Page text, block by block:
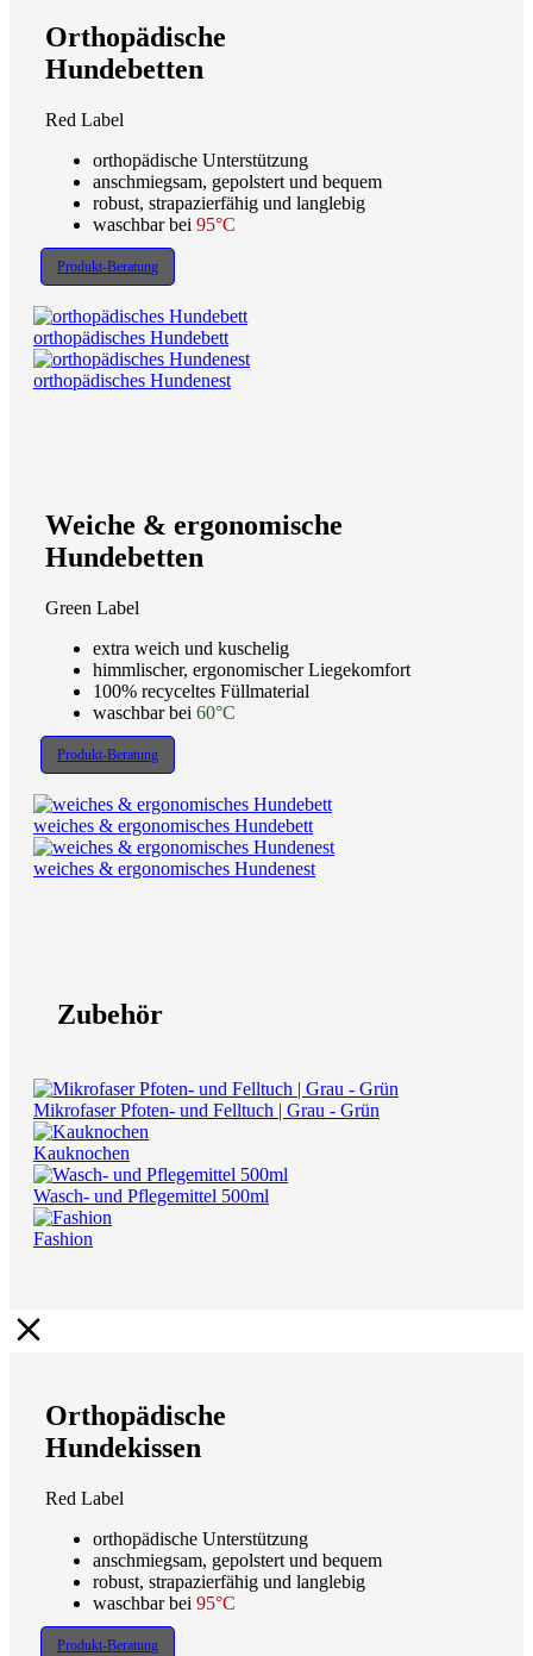
Orthopädische
Hundebetten
Red Label
orthopädische Unterstützung
anschmiegsam, gepolstert und bequem
robust, strapazierfähig und langlebig
waschbar bei 95°C
Produkt-Beratung
orthopädisches Hundebett
orthopädisches Hundenest
Weiche & ergonomische
Hundebetten
Green Label
extra weich und kuschelig
himmlischer, ergonomischer Liegekomfort
100% recyceltes Füllmaterial
waschbar bei 60°C
Produkt-Beratung
weiches & ergonomisches Hundebett
weiches & ergonomisches Hundenest
Zubehör
Mikrofaser Pfoten- und Felltuch | Grau - Grün
Kauknochen
Wasch- und Pflegemittel 500ml
Fashion
Orthopädische
Hundekissen
Red Label
orthopädische Unterstützung
anschmiegsam, gepolstert und bequem
robust, strapazierfähig und langlebig
waschbar bei 95°C
Produkt-Beratung